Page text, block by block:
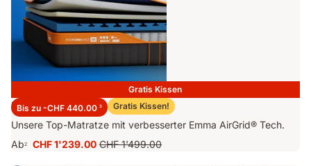
Gratis Kissen
Bis zu -CHF 440.00 3 Gratis Kissen!
Emma Performance 26 Matratze
Unsere Top-Matratze mit verbesserter Emma AirGrid® Tech.
Ab2
Preis
CHF 1'239.00 Ursprünglicher
CHF 1'499.00